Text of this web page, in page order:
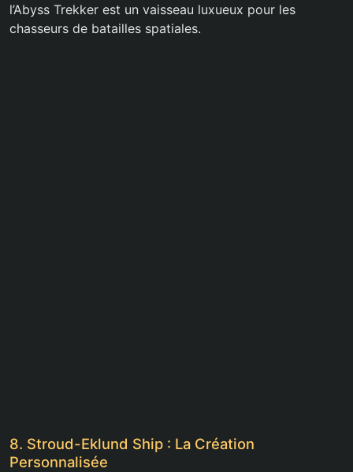
l’Abyss Trekker est un vaisseau luxueux pour les
chasseurs de batailles spatiales.
8. Stroud-Eklund Ship : La Création
Personnalisée